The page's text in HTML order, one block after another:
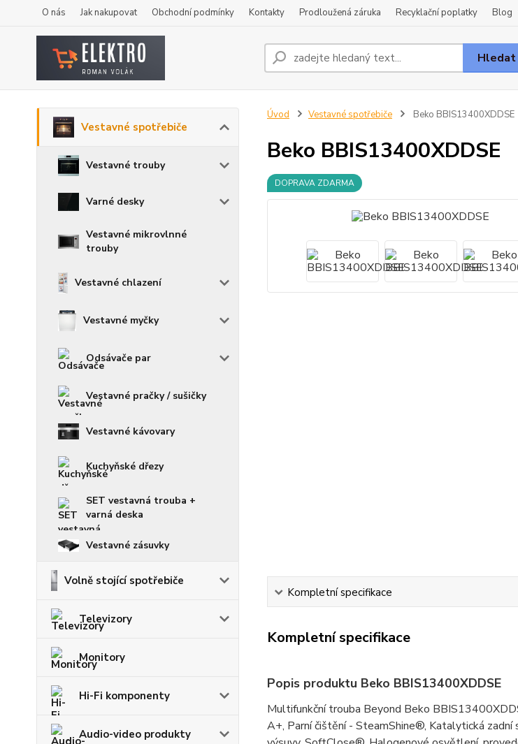
O nás Jak nakupovat Obchodní podmínky Kontakty Prodloužená záruka Recyklační poplatky Blog
Hledat
Vestavné spotřebiče
Vestavné trouby
Varné desky
Vestavné mikrovlnné
trouby
Vestavné chlazení
Vestavné myčky
Odsávače par
Vestavné pračky / sušičky
Vestavné kávovary
Kuchyňské dřezy
SET vestavná trouba +
varná deska
Vestavné zásuvky
Volně stojící spotřebiče
Televizory
Monitory
Hi-Fi komponenty
Audio-video produkty
Úvod Vestavné spotřebiče Beko BBIS13400XDDSE
Beko BBIS13400XDDSE
DOPRAVA ZDARMA
Kompletní specifikace
Kompletní specifikace
Popis produktu Beko BBIS13400XDDSE
Multifunkční trouba Beyond Beko
A+, Parní čištění - SteamShine®, Katalytická